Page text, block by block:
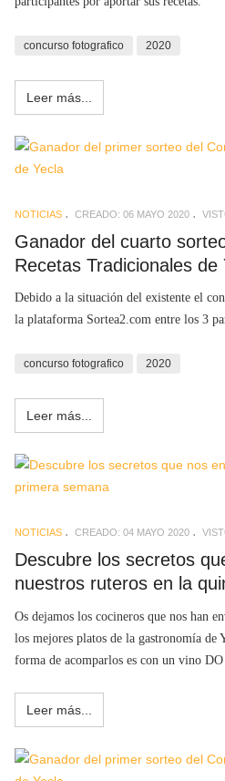
concurso fotografico 2020
Leer más...
NOTICIAS CREADO: 06 MAYO 2020
Ganador del cuarto
Recetas Tradicionales de
Debido a la situación del existente el
la plataforma Sortea2.com entre los 3
concurso fotografico 2020
Leer más...
NOTICIAS CREADO: 04 MAYO 2020
Descubre los secretos
nuestros ruteros en la
Os dejamos los cocineros que nos han
los mejores platos de la gastronomía de
forma de acomparlos es con un vino DO
Leer más...